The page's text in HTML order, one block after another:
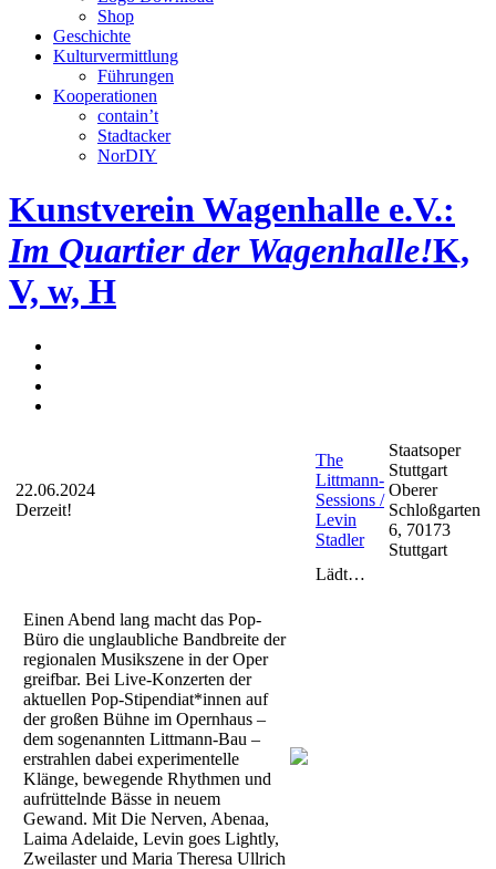
Shop
Geschichte
Kulturvermittlung
Führungen
Kooperationen
contain’t
Stadtacker
NorDIY
Kunstverein Wagenhalle e.V.:
Im Quartier der Wagenhalle!K,
V, w, H
22.06.2024
Derzeit!
The
Littmann-
Sessions /
Levin
Stadler
Staatsoper
Stuttgart
Oberer
Schloßgarten
6, 70173
Stuttgart
Lädt…
Einen Abend lang macht das Pop-
Büro die unglaubliche Bandbreite der
regionalen Musikszene in der Oper
greifbar. Bei Live-Konzerten der
aktuellen Pop-Stipendiat*innen auf
der großen Bühne im Opernhaus –
dem sogenannten Littmann-Bau –
erstrahlen dabei experimentelle
Klänge, bewegende Rhythmen und
aufrüttelnde Bässe in neuem
Gewand. Mit Die Nerven, Abenaa,
Laima Adelaide, Levin goes Lightly,
Zweilaster und Maria Theresa Ullrich